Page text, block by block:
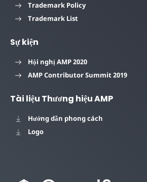
Trademark Policy
Trademark List
Sự kiện
Hội nghị AMP 2020
AMP Contributor Summit 2019
Tài liệu Thương hiệu AMP
Hướng dẫn phong cách
Logo